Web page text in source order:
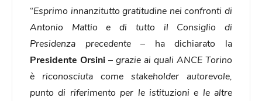
“Esprimo innanzitutto gratitudine nei confronti di
Antonio Mattio e di tutto il Consiglio di
Presidenza precedente – ha dichiarato la
Presidente Orsini – grazie ai quali ANCE Torino
è riconosciuta come stakeholder autorevole,
punto di riferimento per le istituzioni e le altre